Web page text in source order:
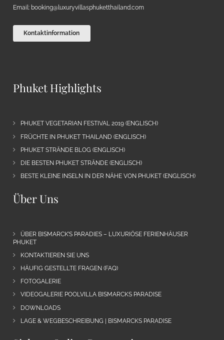
Email: booking@luxuryvillasphuketthailand.com
Kontaktinformation
Phuket Highlights
PHUKET VEGETARIAN FESTIVAL 2019 (ENGLISCH)
FRÜCHTE IN PHUKET THAILAND (ENGLISCH)
PHUKET STRÄNDE BLOG (ENGLISCH)
DIE BESTEN PHUKET STRÄNDE (ENGLISCH)
BESTE KLEINE INSELN IN DER NÄHE VON PHUKET (ENGLISCH)
Über Uns
ÜBER BISMARCK’S PARADIES – LUXURIÖSE FERIENHÄUSER
PHUKET
KONTAKTIEREN SIE UNS
HÄUFIG GESTELLTE FRAGEN (FAQ)
FOTOGALERIE
VIDEOGALERIE POOLVILLA BISMARCKS PARADISE
DOWNLOADS
LAGE & WEGBESCHREIBUNG | BISMARCKS PARADISE